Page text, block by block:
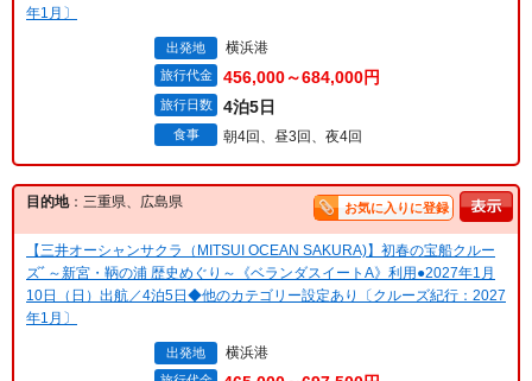
年1月〕
出発地 横浜港
旅行代金 456,000～684,000円
旅行日数 4泊5日
食事 朝4回、昼3回、夜4回
目的地：三重県、広島県 お気に入りに登録
【三井オーシャンサクラ（MITSUI OCEAN SAKURA)】初春の宝船クルー
ズﾞ～新宮・鞆の浦 歴史めぐり～《ベランダスイートA》利用●2027年1月
10日（日）出航／4泊5日◆他のカテゴリー設定あり〔クルーズ紀行：2027
年1月〕
出発地 横浜港